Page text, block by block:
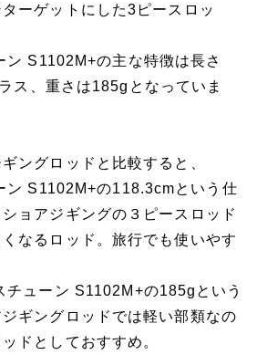
ーゲットにした3ピースロッ
ン S1102M+の主な特徴は長さ
ス、重さは185gとなっていま
ングロッドと比較すると、
ン S1102M+の118.3cmという仕
ョアジギングの３ピースロッド
なるロッド。旅行でも使いやす
チューン S1102M+の185gという
ギングロッドでは軽い部類なの
ドとしておすすめ。